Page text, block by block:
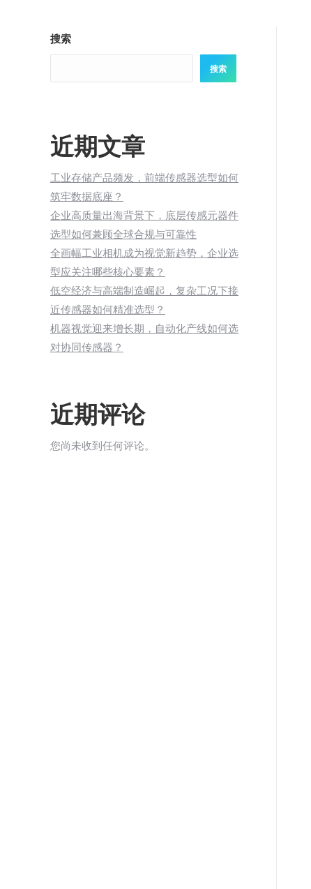
搜索
搜索
近期文章
工业存储产品频发，前端传感器选型如何
筑牢数据底座？
企业高质量出海背景下，底层传感元器件
选型如何兼顾全球合规与可靠性
全画幅工业相机成为视觉新趋势，企业选
型应关注哪些核心要素？
低空经济与高端制造崛起，复杂工况下接
近传感器如何精准选型？
机器视觉迎来增长期，自动化产线如何选
对协同传感器？
近期评论
您尚未收到任何评论。